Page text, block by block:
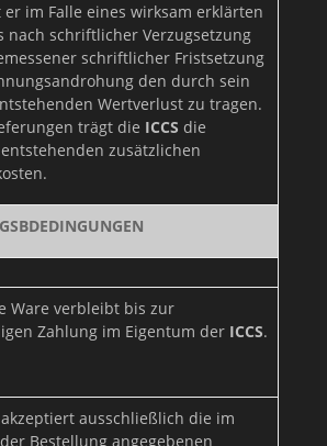
im Falle eines wirksam erklärten
nach schriftlicher Verzugsetzung
schriftlicher Fristsetzung
den durch sein
Wertverlust zu tragen.
trägt die ICCS die
zusätzlichen
Ware verbleibt bis zur
Zahlung im Eigentum der ICCS.
akzeptiert ausschließlich die im
Bestellung angegebenen